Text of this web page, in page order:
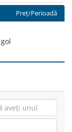
Preț/Perioadă